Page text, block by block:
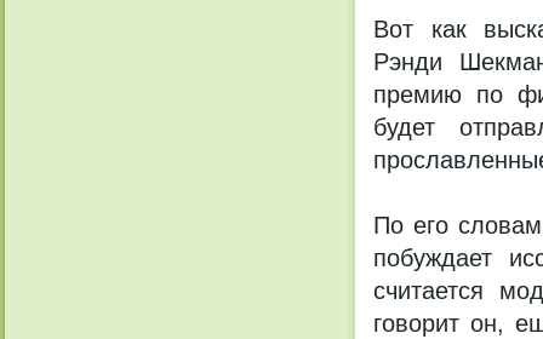
Вот как
Рэнди
премию по
будет
По его
побуждает
считается
говорит он,